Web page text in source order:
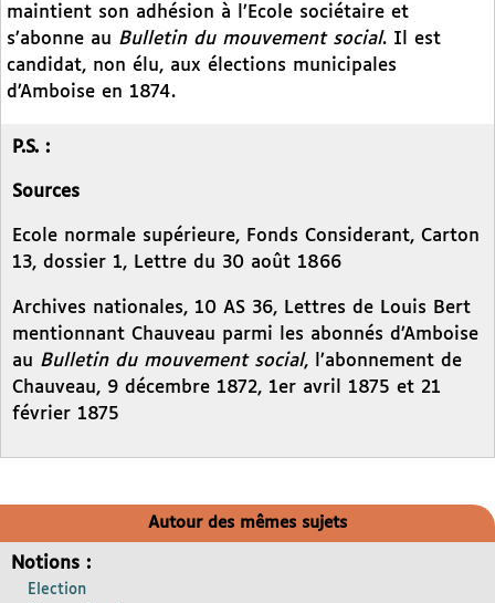
maintient son adhésion à l’Ecole sociétaire et
s’abonne au Bulletin du mouvement social. Il est
candidat, non élu, aux élections municipales
d’Amboise en 1874.
P.S. :
Sources
Ecole normale supérieure, Fonds Considerant, Carton
13, dossier 1, Lettre du 30 août 1866
Archives nationales, 10 AS 36, Lettres de Louis Bert
mentionnant Chauveau parmi les abonnés d’Amboise
au Bulletin du mouvement social, l’abonnement de
Chauveau, 9 décembre 1872, 1er avril 1875 et 21
février 1875
Autour des mêmes sujets
Notions :
Election